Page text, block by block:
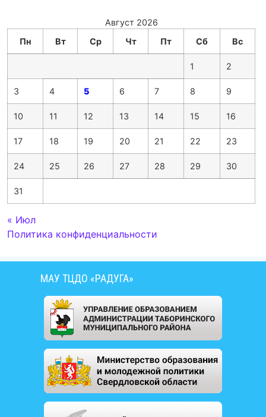
Август 2026
Пн
Вт Ср Чт Пт Сб Вс
1 2
3 4 5 6 7 8 9
10 11 12 13 14 15 16
17 18 19 20 21 22 23
24 25 26 27 28 29 30
31
« Июл
Политика конфиденциальности
МАУ ТЦДО «РАДУГА»